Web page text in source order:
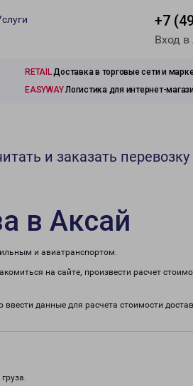
+7
Вход
RETAILДоставка в торговые сети и
EASYWAYЛогистика для интернет-
и заказать перевозку
в Аксай
и авиатранспортом.
на сайте, произвести расчет
данные для расчета стоимости